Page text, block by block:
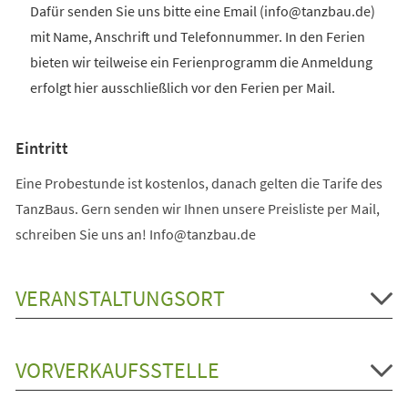
Dafür senden Sie uns bitte eine Email (info@tanzbau.de)
mit Name, Anschrift und Telefonnummer. In den Ferien
bieten wir teilweise ein Ferienprogramm die Anmeldung
erfolgt hier ausschließlich vor den Ferien per Mail.
Eintritt
Eine Probestunde ist kostenlos, danach gelten die Tarife des
TanzBaus. Gern senden wir Ihnen unsere Preisliste per Mail,
schreiben Sie uns an! Info@tanzbau.de
VERANSTALTUNGSORT
VORVERKAUFSSTELLE